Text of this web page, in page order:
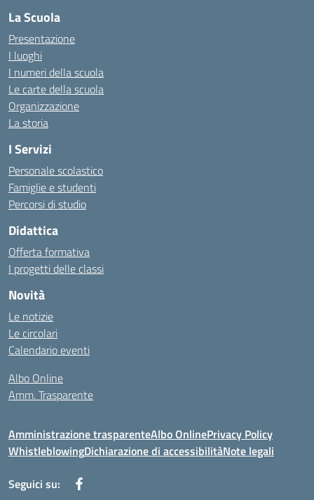
La Scuola
Presentazione
I luoghi
I numeri della scuola
Le carte della scuola
Organizzazione
La storia
I Servizi
Personale scolastico
Famiglie e studenti
Percorsi di studio
Didattica
Offerta formativa
I progetti delle classi
Novità
Le notizie
Le circolari
Calendario eventi
Albo Online
Amm. Trasparente
Amministrazione trasparenteAlbo OnlinePrivacy Policy
WhistleblowingDichiarazione di accessibilitàNote legali
Seguici su: